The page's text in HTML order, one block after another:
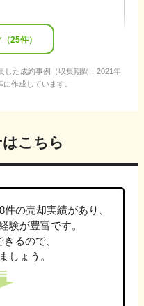
（25件）
した成約事例（収集期間：2021年
作成しています。
こちら
件の売却実績があり、
験が豊富です。
るので、
しょう。